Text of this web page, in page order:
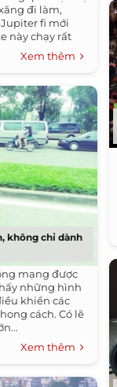
đi làm,
fi mới
này chạy rất
Xem thêm
không chỉ dành
mạng được
những hình
khiển các
cách. Có lẽ
Xem thêm